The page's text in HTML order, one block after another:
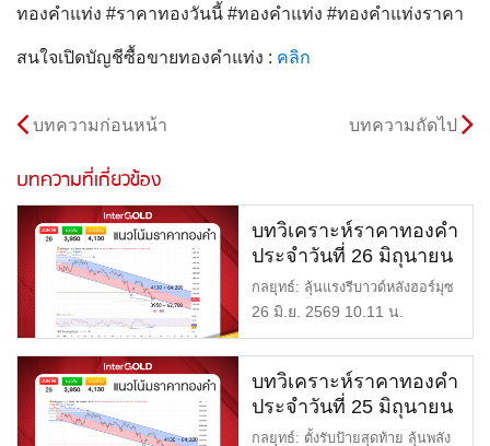
ทองคำแท่ง #ราคาทองวันนี้ #ทองคำแท่ง #ทองคำแท่งราคา
สนใจเปิดบัญชีซื้อขายทองคำแท่ง : คลิก
บทความก่อนหน้า บทความถัดไป
บทความที่เกี่ยวข้อง
บทวิเคราะห์ราคาทองคำ
ประจำวันที่ 26 มิถุนายน
2569
กลยุทธ์: ลุ้นแรงรีบาวด์หลังฮอร์มุซ
ระอุอีกครั้ง แนวต้าน: […]
26 มิ.ย. 2569 10.11 น.
บทวิเคราะห์ราคาทองคำ
ประจำวันที่ 25 มิถุนายน
2569
กลยุทธ์: ตั้งรับป้ายสุดท้าย ลุ้นพลัง